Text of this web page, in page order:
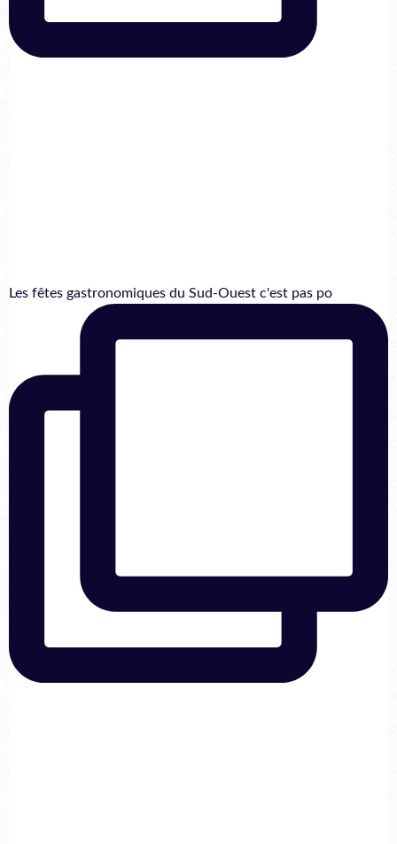
Les fêtes gastronomiques du Sud-Ouest c'est pas po